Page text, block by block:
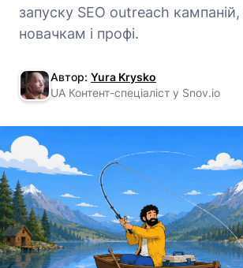
запуску SEO outreach кампаній,
новачкам і профі.
Автор: Yura Krysko
UA Контент-спеціаліст у Snov.io